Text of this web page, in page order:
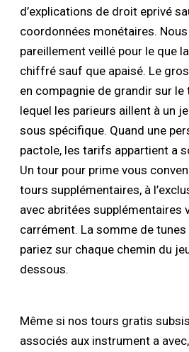
d’explications de droit eprivé
coordonnées monétaires.
pareillement veillé pour le que
chiffré sauf que apaisé. Le
en compagnie de grandir sur le
lequel les parieurs aillent à un
sous spécifique. Quand une
pactole, les tarifs appartient a
Un tour pour prime vous
tours supplémentaires, à
avec abritées supplémentaires
carrément. La somme de
pariez sur chaque chemin du
dessous.
Même si nos tours gratis
associés aux instrument a